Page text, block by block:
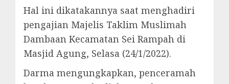
Hal ini dikatakannya saat menghadiri
pengajian Majelis Taklim Muslimah
Dambaan Kecamatan Sei Rampah di
Masjid Agung, Selasa (24/1/2022).
Darma mengungkapkan, penceramah